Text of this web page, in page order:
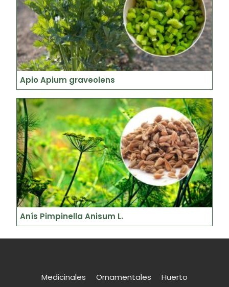
Apio Apium graveolens
Anís Pimpinella Anisum L.
Medicinales Ornamentales Huerto